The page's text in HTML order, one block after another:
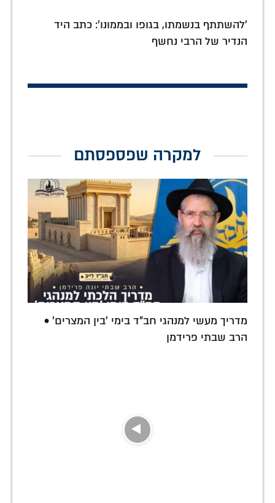
'להשתתף בנשמתו, בגופו ובממונו': כתב היד
הנדיר של הרבי נחשף
למקרה שפספסתם
מדריך מעשי למנהגי חב"ד בימי 'בין המצרים' •
הרב שבתי פרידמן